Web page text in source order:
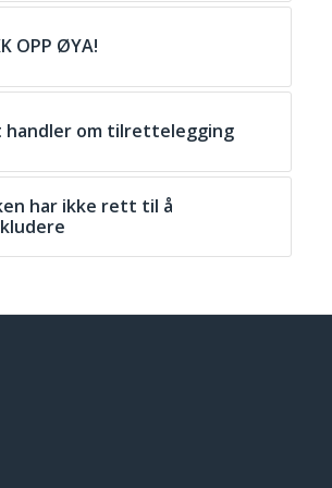
OPP ØYA!
handler om tilrettelegging
har ikke rett til å